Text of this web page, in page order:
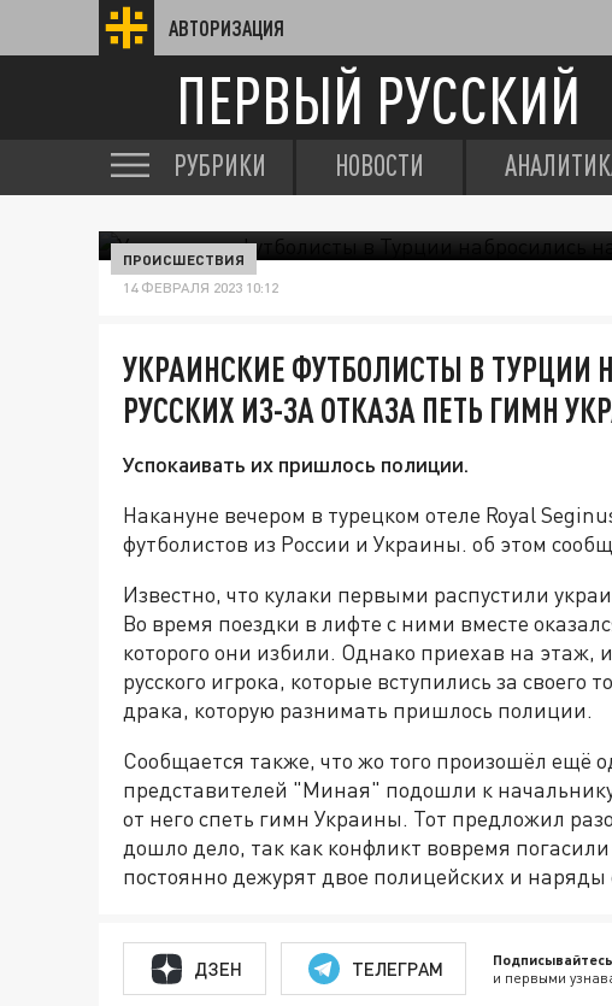
АВТОРИЗАЦИЯ
ПЕРВЫЙ РУССКИЙ
РУБРИКИ НОВОСТИ
ПРОИСШЕСТВИЯ
14 ФЕВРАЛЯ 2023 10:12
УКРАИНСКИЕ ФУТБОЛИСТЫ В ТУРЦИИ
РУССКИХ ИЗ-ЗА ОТКАЗА ПЕТЬ ГИМН
Успокаивать их пришлось полиции.
Накануне вечером в турецком отеле Royal
футболистов из России и Украины. об этом
Известно, что кулаки первыми распустили
Во время поездки в лифте с ними вместе
которого они избили. Однако приехав на этаж,
русского игрока, которые вступились за своего
драка, которую разнимать пришлось полиции.
Сообщается также, что жо того произошёл ещё
представителей "Миная" подошли к
от него спеть гимн Украины. Тот предложил
дошло дело, так как конфликт вовремя
постоянно дежурят двое полицейских и
ДЗЕН ТЕЛЕГРАМ и первыми